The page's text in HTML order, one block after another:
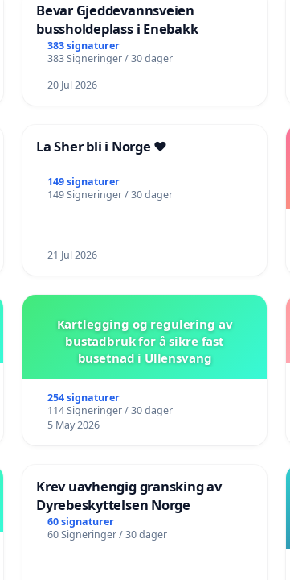
Bevar Gjeddevannsveien
bussholdeplass i Enebakk
383 signaturer
383 Signeringer / 30 dager
20 Jul 2026
La Sher bli i Norge ❤️
149 signaturer
149 Signeringer / 30 dager
21 Jul 2026
Kartlegging og regulering av
bustadbruk for å sikre fast
busetnad i Ullensvang
254 signaturer
114 Signeringer / 30 dager
5 May 2026
Krev uavhengig gransking av
Dyrebeskyttelsen Norge
60 signaturer
60 Signeringer / 30 dager